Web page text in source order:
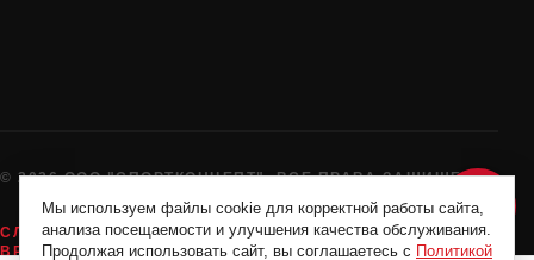
© 2026 ООО "СПОРТКОНЦЕПТ". ВСЕ ПРАВА ЗАЩИЩЕНЫ
СЛУЖБА ПОДДЕРЖКИ:8-800-775-72-05
ВРЕМЯ РАБОТЫ:
Мы используем файлы cookie для корректной работы сайта,
анализа посещаемости и улучшения качества обслуживания.
Продолжая использовать сайт, вы соглашаетесь с Политикой